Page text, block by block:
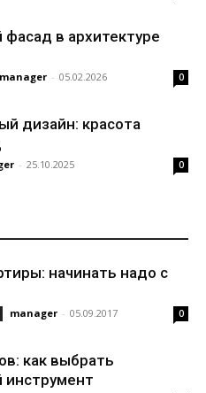
в архитектуре
manager - 05.02.2026 0
дизайн: красота
- 25.10.2025 0
начинать надо с
manager - 05.09.2017 0
как выбрать
инструмент